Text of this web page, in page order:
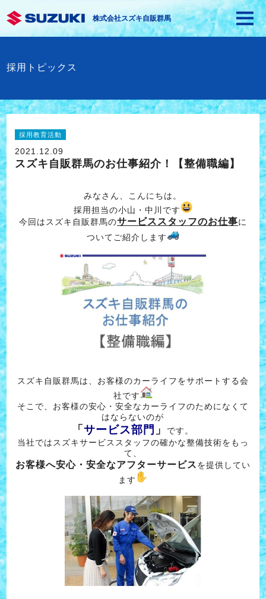
株式会社スズキ自販群馬
採用トピックス
採用教育活動
2021.12.09
スズキ自販群馬のお仕事紹介！【整備職編】
みなさん、こんにちは。
採用担当の小山・中川です
今回はスズキ自販群馬のサービススタッフのお仕事に
ついてご紹介します
スズキ自販群馬は、お客様のカーライフをサポートする会
社です
そこで、お客様の安心・安全なカーライフのためになくて
はならないのが
「サービス部門 」
です。
当社ではスズキサービススタッフの確かな整備技術をもっ
て、
お客様へ安心・安全なアフターサービスを提供してい
ます